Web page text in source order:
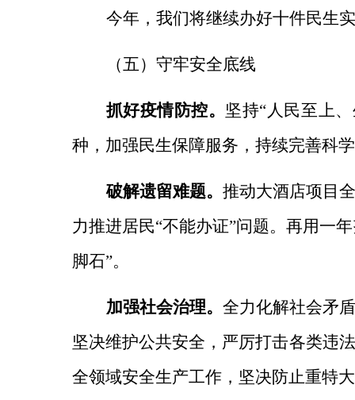
今年，我们将继续办好十件民生
（五）守牢安全底线
抓好疫情防控。 坚持“人民至上
种，加强民生保障服务，持续完善科
破解遗留难题。 推动大酒店项目
力推进居民“不能办证”问题。再用一
脚石”。
加强社会治理。 全力化解社会矛
坚决维护公共安全， 严厉打击各类违
全领域安全生产工作，坚决防止重特